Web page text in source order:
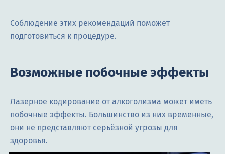
Соблюдение этих рекомендаций поможет
подготовиться к процедуре.
Возможные побочные эффекты
Лазерное кодирование от алкоголизма может иметь
побочные эффекты. Большинство из них временные,
они не представляют серьёзной угрозы для
здоровья.